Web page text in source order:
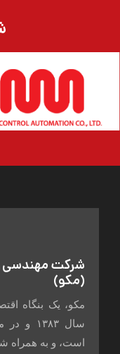
شرکت مهندسی
(مکو)
مکو، یک بنگاه
سال
است، و به همراه